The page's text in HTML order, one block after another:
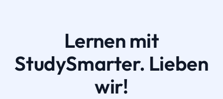
Lernen mit
StudySmarter. Lieben
wir!